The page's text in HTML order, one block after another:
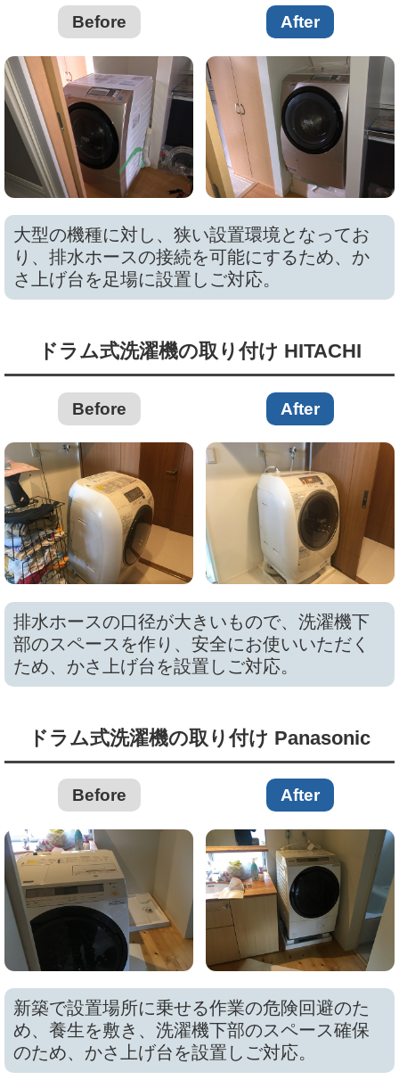
Before After
大型の機種に対し、狭い設置環境となってお
り、排水ホースの接続を可能にするため、か
さ上げ台を足場に設置しご対応。
ドラム式洗濯機の取り付け HITACHI
Before After
排水ホースの口径が大きいもので、洗濯機下
部のスペースを作り、安全にお使いいただく
ため、かさ上げ台を設置しご対応。
ドラム式洗濯機の取り付け Panasonic
Before After
新築で設置場所に乗せる作業の危険回避のた
め、養生を敷き、洗濯機下部のスペース確保
のため、かさ上げ台を設置しご対応。